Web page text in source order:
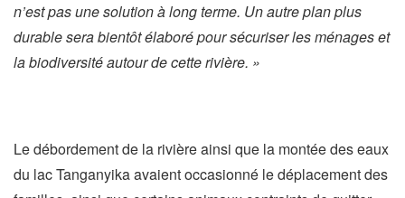
n’est pas une solution à long terme. Un autre plan plus
durable sera bientôt élaboré pour sécuriser les ménages et
la biodiversité autour de cette rivière. »
Le débordement de la rivière ainsi que la montée des eaux
du lac Tanganyika avaient occasionné le déplacement des